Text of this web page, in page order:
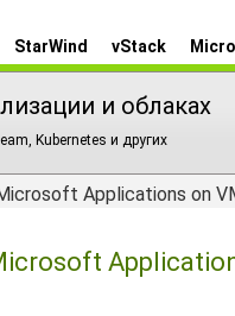
StarWind vStack
и облаках
Kubernetes и других
Applications on